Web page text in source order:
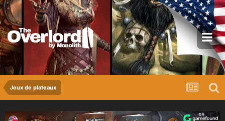
Jeux de plateaux